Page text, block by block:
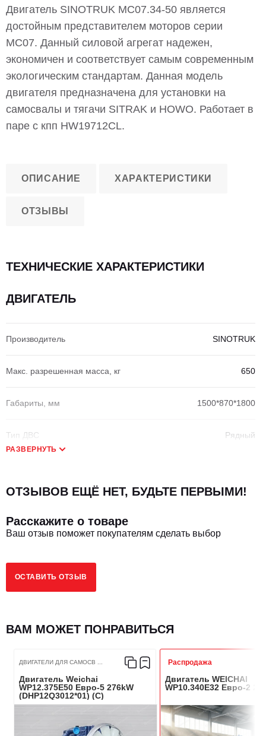
Двигатель SINOTRUK MC07.34-50 является
достойным представителем моторов серии
MC07. Данный силовой агрегат надежен,
экономичен и соответствует самым современным
экологическим стандартам. Данная модель
двигателя предназначена для установки на
самосвалы и тягачи SITRAK и HOWO. Работает в
паре с кпп HW19712CL.
ОПИСАНИЕ ХАРАКТЕРИСТИКИ
ОТЗЫВЫ
ТЕХНИЧЕСКИЕ ХАРАКТЕРИСТИКИ
ДВИГАТЕЛЬ
Производитель SINOTRUK
Макс. разрешенная масса, кг 650
Габариты, мм 1500*870*1800
Тип ДВС Рядный
Количество цилиндров
Рабочий объем, сМ3
Мощность, кВт/Лс
Тип топлива
Диаметр цилиндра, мм
Ход поршня, мм 125
Турбонаддув
РАЗВЕРНУТЬ
ОТЗЫВОВ ЕЩЁ НЕТ, БУДЬТЕ ПЕРВЫМИ!
Расскажите о товаре
Ваш отзыв поможет покупателям сделать выбор
ОСТАВИТЬ ОТЗЫВ
ВАМ МОЖЕТ ПОНРАВИТЬСЯ
ДВИГАТЕЛИ ДЛЯ САМОСВ ...
Двигатель Weichai
WP12.375E50 Евро-5 276kW
(DHP12Q3012*01) (C)
Распродажа
Двигатель WEICHAI
WP10.340E32 Евро-2